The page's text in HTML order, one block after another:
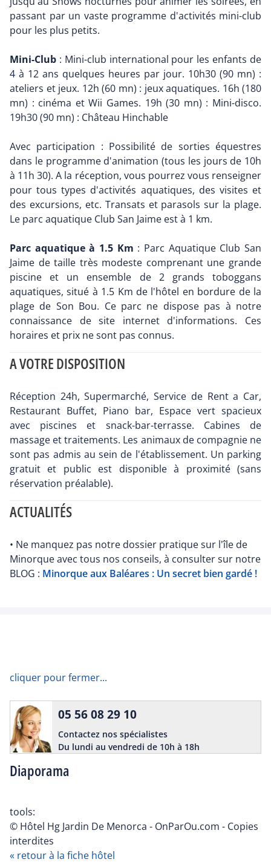
passant par un vaste programme d'activités mini-club
pour les plus petits.
Mini-Club : Mini-club international pour les enfants de
4 à 12 ans quelques heures par jour. 10h30 (90 mn) :
ateliers et jeux. 12h (60 mn) : jeux aquatiques. 16h (180
mn) : cinéma et Wii Games. 19h (30 mn) : Mini-disco.
19h30 (90 mn) : Château Hinchable
Avec participation : Possibilité de sorties équestres
dans le programme d'animation (tous les jours de 10h
à 11h 30). A la réception, vous pourrez vous renseigner
pour tous types d'activités aquatiques, des visites et
des excursions, etc. Transats et parasols sur la plage.
Le parc aquatique Club San Jaime est à 1 km.
Parc aquatique à 1.5 Km : Parc Aquatique Club San
Jaime de taille très modeste comprenant une grande
piscine et un ensemble de 2 grands toboggans
aquatiques, situé à 1.5 Km de l'hôtel en bordure de la
plage de Son Bou. Ce parc ne dispose pas à notre
connaissance de site internet d'informations. Ces
horaires et prix ne sont pas connus.
A VOTRE DISPOSITION
Réception 24h, Supermarché, Service de Rent a Car,
Restaurant Buffet, Piano bar, Espace vert spacieux
avec piscines et snack-bar-terrasse. Cabines de
massage et traitements. Les animaux de compagnie ne
sont pas admis au sein de l'établissement. Un parking
gratuit et public est disponible à proximité (sans
réservation préalable).
ACTUALITÉS
• Ne manquez pas notre dossier pratique sur l'île de
Minorque avec tous nos conseils, à consulter sur notre
BLOG : Minorque aux Baléares : Un secret bien gardé !
cliquer pour fermer...
Diaporama
05 56 08 29 10
Contactez nos spécialistes
Du lundi au vendredi de 10h à 18h
tools:
© Hôtel Hg Jardin De Menorca - OnParOu.com - Copies
interdites
« retour à la fiche hôtel